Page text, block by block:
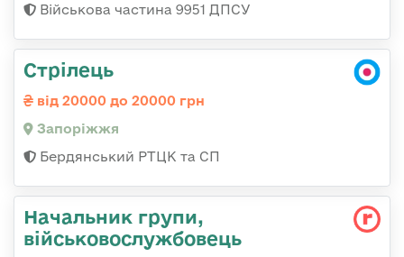
Військова частина 9951 ДПСУ
Стрілець
від 20000 до 20000 грн
Запоріжжя
Бердянський РТЦК та СП
Начальник групи,
військовослужбовець